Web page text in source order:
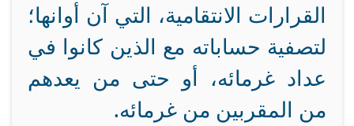
القرارات الانتقامية، التي آن أوانها؛
لتصفية حساباته مع الذين كانوا في
عداد غرمائه، أو حتى من يعدهم
من المقربين من غرمائه.